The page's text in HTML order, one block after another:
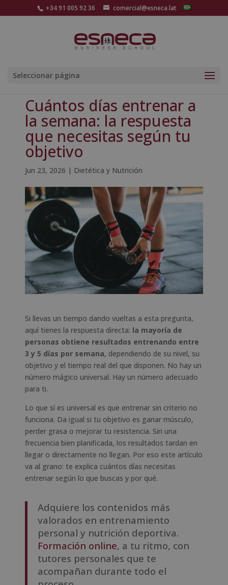
+34 91 005 92 36 comercial@esneca.lat
Seleccionar página
Cuántos días entrenar a
la semana: la respuesta
que necesitas según tu
objetivo
Jun 23, 2026 | Dietética y Nutrición
Si llevas un tiempo dando vueltas a esta pregunta,
aquí tienes la respuesta directa: la mayoría de
personas obtiene resultados entrenando entre
3 y 5 días por semana, dependiendo de su nivel, su
objetivo y el tiempo real del que disponen. No hay un
número mágico universal. Hay un número adecuado
para ti.
Lo que sí es universal es que entrenar sin criterio no
funciona. Da igual si tu objetivo es ganar músculo,
perder grasa o mejorar tu resistencia. Sin una
frecuencia bien planificada, los resultados tardan en
llegar o directamente no llegan. Por eso este artículo
va al grano: te explica cuántos días necesitas
entrenar según lo que buscas y por qué.
Adquiere los contenidos más
valorados en entrenamiento
personal y nutrición deportiva.
Formación online, a tu ritmo, con
tutores personales que te
acompañan durante todo el